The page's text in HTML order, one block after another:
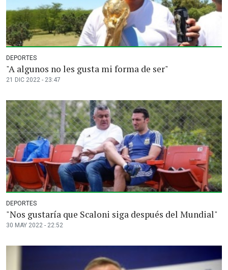
DEPORTES
"A algunos no les gusta mi forma de ser"
21 DIC 2022 - 23:47
DEPORTES
"Nos gustaría que Scaloni siga después del Mundial"
30 MAY 2022 - 22:52